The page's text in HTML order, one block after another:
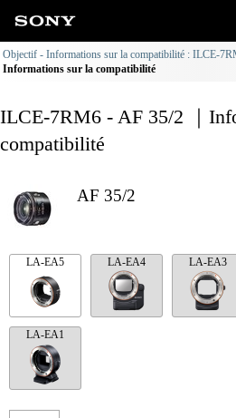
Objectif - Informations sur la compatibilité : ILCE-
Informations sur la compatibilité
ILCE-7RM6 - AF 35/2 ｜
compatibilité
AF 35/2
LA-EA5 LA-EA4 LA-EA3
LA-EA1